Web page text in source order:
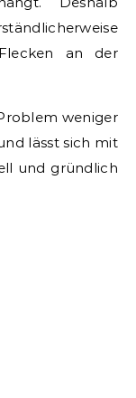
an der
weniger
lässt sich mit
und gründlich